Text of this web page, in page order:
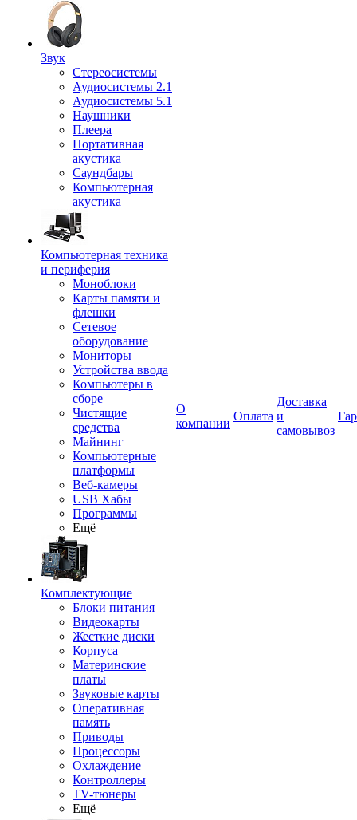
Звук
Стереосистемы
Аудиосистемы 2.1
Аудиосистемы 5.1
Наушники
Плеера
Портативная
акустика
Саундбары
Компьютерная
акустика
Компьютерная техника
и периферия
Моноблоки
Карты памяти и
флешки
Сетевое
оборудование
Мониторы
Устройства ввода
Компьютеры в
сборе
Чистящие
средства
Майнинг
Компьютерные
платформы
Веб-камеры
USB Хабы
Программы
Ещё
Комплектующие
Блоки питания
Видеокарты
Жесткие диски
Корпуса
Материнские
платы
Звуковые карты
Оперативная
память
Приводы
Процессоры
Охлаждение
Контроллеры
TV-тюнеры
Ещё
О
компании
Оплата
Доставка
и
самовывоз